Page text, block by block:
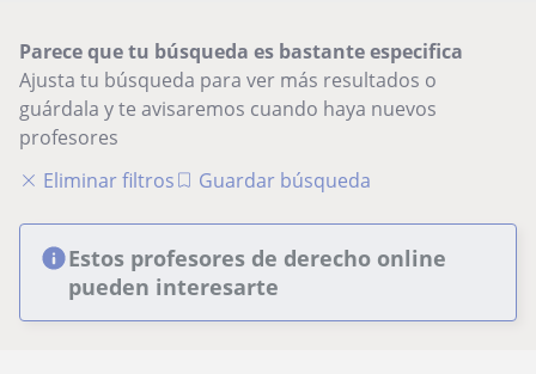
Parece que tu búsqueda es bastante especifica
Ajusta tu búsqueda para ver más resultados o
guárdala y te avisaremos cuando haya nuevos
profesores
Eliminar filtros
Guardar búsqueda
Estos profesores de derecho online
pueden interesarte